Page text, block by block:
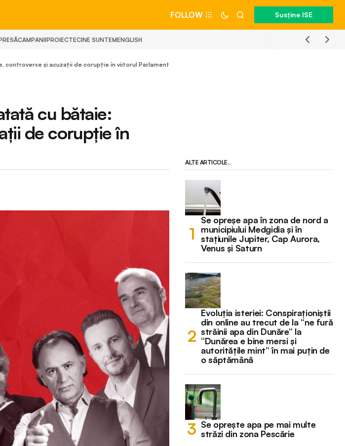
FOLLOW Susține ISE
CAMPANIIPROIECTECINE SUNTEMENGLISH
controverse și acuzații de corupție în viitorul Parlament
cu bătaie:
de corupție în
ALTE ARTICOLE...
Se opreșe apa în zona de nord a
municipiului Medgidia și în
stațiunile Jupiter, Cap Aurora,
Venus și Saturn
Evoluția isteriei: Conspiraționiștii
din online au trecut de la “ne fură
străinii apa din Dunăre” la
“Dunărea e bine mersi și
autoritățile mint” în mai puțin de
o săptămână
Se oprește apa pe mai multe
străzi din zona Pescărie